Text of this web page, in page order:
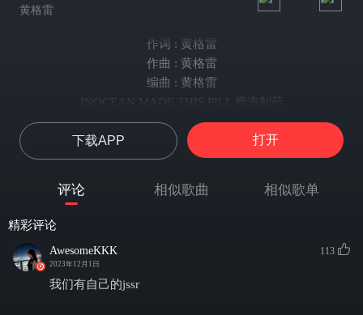
黄格雷
作词 : 黄格雷
作曲 : 黄格雷
编曲 : 黄格雷
INOCEAN MADE THIS PILL 瘾海制药
Baby what we used to be 我们曾经
Used to be零距离的接触
感受你的温度
我觉得至少我要让你知道
She never be on a bad fit 她永远拿的死
She never ever be messy 她永远不会埋汰
下载APP 打开
评论 相似歌曲 相似歌单
精彩评论
AwesomeKKK
2023年12月1日
113
我们有自己的jssr